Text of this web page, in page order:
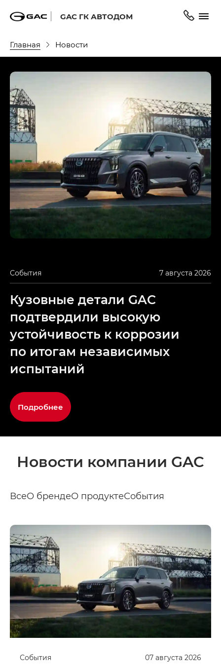
GAC ГК АВТОДОМ
Главная Новости
События 7 августа 2026
Кузовные детали GAC
подтвердили высокую
устойчивость к коррозии
по итогам независимых
испытаний
Подробнее
Новости компании GAC
ВсеО брендеО продуктеСобытия
07 августа 2026
События